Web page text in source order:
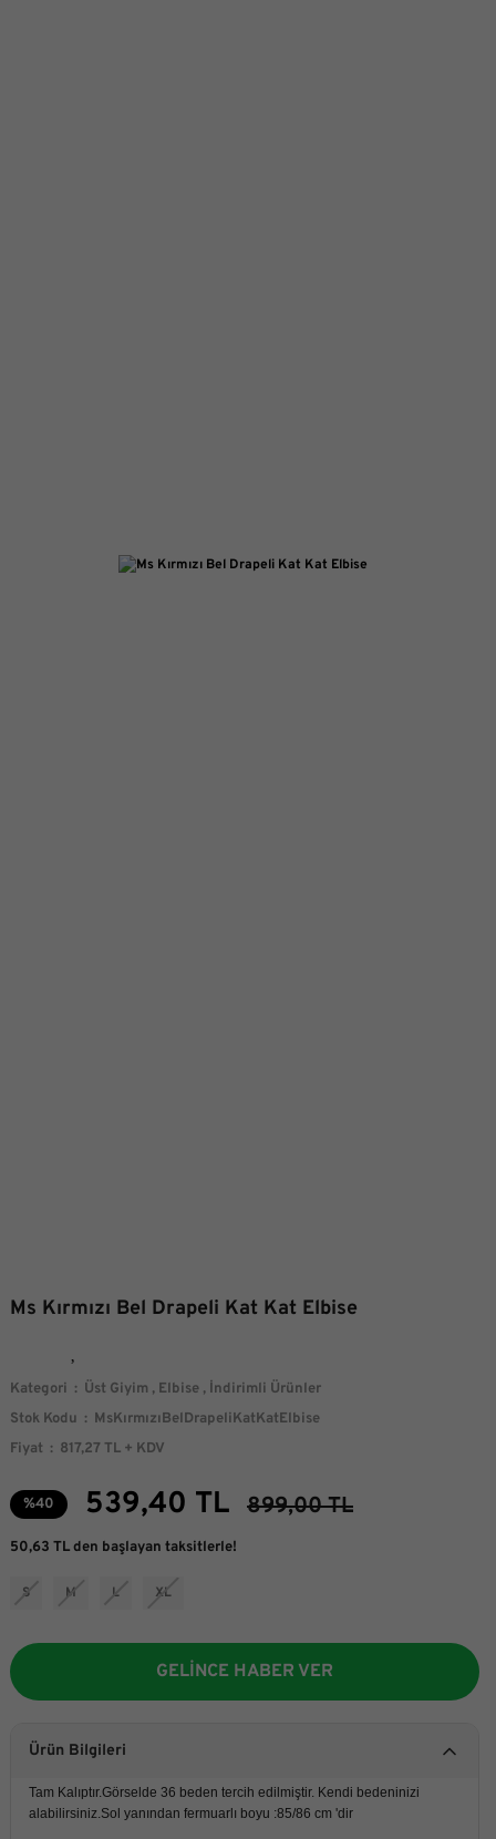
Ms Kırmızı Bel Drapeli Kat Kat Elbise
Kategori Üst Giyim , Elbise , İndirimli Ürünler
Stok Kodu
MsKırmızıBelDrapeliKatKatElbise
Fiyat
817,27 TL + KDV
%40 539,40 TL 899,00 TL
50,63 TL den başlayan taksitlerle!
S M L XL
GELİNCE HABER VER
Ürün Bilgileri
Tam Kalıptır.Görselde 36 beden tercih edilmiştir. Kendi bedeninizi
alabilirsiniz.Sol yanından fermuarlı boyu :85/86 cm 'dir